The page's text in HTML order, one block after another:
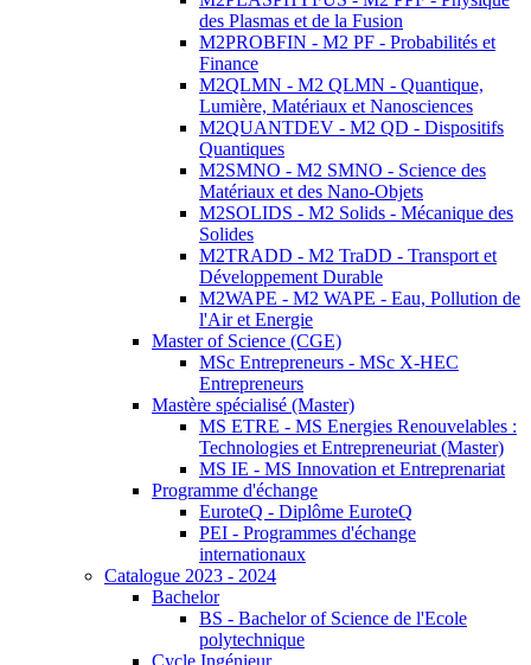
des Plasmas et de la Fusion
M2PROBFIN - M2 PF - Probabilités et
Finance
M2QLMN - M2 QLMN - Quantique,
Lumière, Matériaux et Nanosciences
M2QUANTDEV - M2 QD - Dispositifs
Quantiques
M2SMNO - M2 SMNO - Science des
Matériaux et des Nano-Objets
M2SOLIDS - M2 Solids - Mécanique des
Solides
M2TRADD - M2 TraDD - Transport et
Développement Durable
M2WAPE - M2 WAPE - Eau, Pollution de
l'Air et Energie
Master of Science (CGE)
MSc Entrepreneurs - MSc X-HEC
Entrepreneurs
Mastère spécialisé (Master)
MS ETRE - MS Energies Renouvelables :
Technologies et Entrepreneuriat (Master)
MS IE - MS Innovation et Entreprenariat
Programme d'échange
EuroteQ - Diplôme EuroteQ
PEI - Programmes d'échange
internationaux
Catalogue 2023 - 2024
Bachelor
BS - Bachelor of Science de l'Ecole
polytechnique
Cycle Ingénieur